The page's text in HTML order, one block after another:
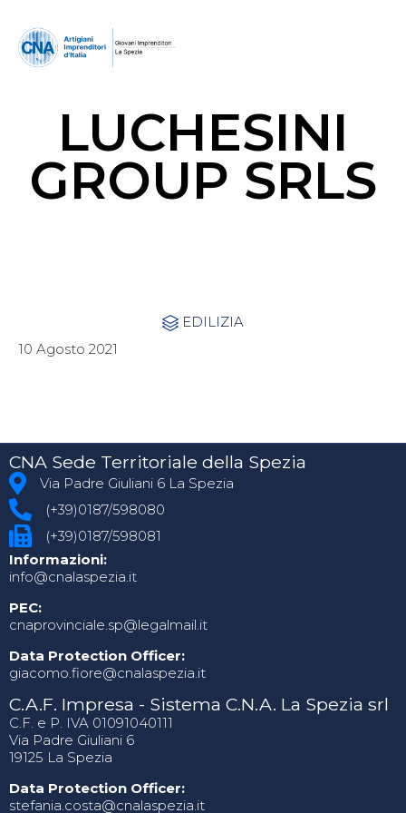
LUCHESINI
GROUP SRLS
 Category
EDILIZIA
10 Agosto 2021
CNA Sede Territoriale della Spezia
Via Padre Giuliani 6 La Spezia
(+39)0187/598080
(+39)0187/598081
Informazioni:
info@cnalaspezia.it
PEC:
cnaprovinciale.sp@legalmail.it
Data Protection Officer:
giacomo.fiore@cnalaspezia.it
C.A.F. Impresa - Sistema C.N.A. La Spezia srl
C.F. e P. IVA 01091040111
Via Padre Giuliani 6
19125 La Spezia
Data Protection Officer:
stefania.costa@cnalaspezia.it